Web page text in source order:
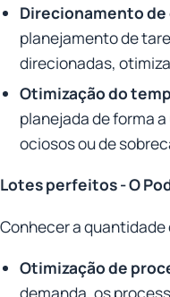
Direcionamento
planejamento de
direcionadas,
Otimização do
planejada de forma
ociosos ou de
Lotes perfeitos -O
Conhecer a
Otimização de
demanda, os